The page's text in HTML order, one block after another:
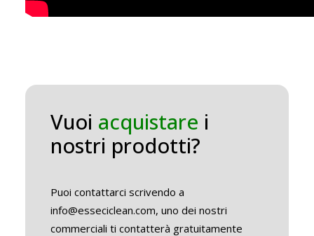
Vuoi acquistare i
nostri prodotti?
Puoi contattarci scrivendo a
info@esseciclean.com, uno dei nostri
commerciali ti contatterà gratuitamente